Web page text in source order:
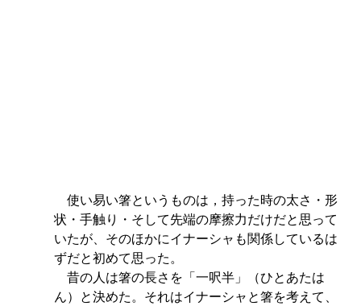
使い易い箸というものは，持った時の太さ・形
状・手触り・そして先端の摩擦力だけだと思って
いたが、そのほかにイナーシャも関係しているは
ずだと初めて思った。
昔の人は箸の長さを「一呎半」（ひとあたは
ん）と決めた。それはイナーシャと箸を考えて、